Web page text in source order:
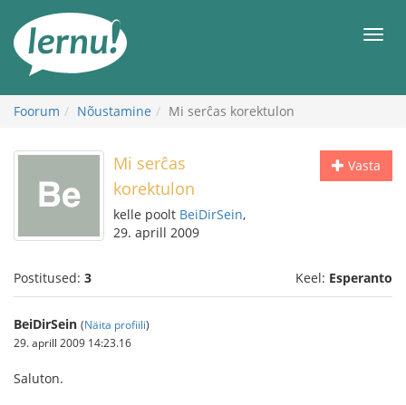
juurde
Foorum Nõustamine Mi serĉas korektulon
Vasta
Mi serĉas
korektulon
kelle poolt BeiDirSein,
29. aprill 2009
Postitused: 3 Keel: Esperanto
BeiDirSein (Näita profiili)
29. aprill 2009 14:23.16
Saluton.